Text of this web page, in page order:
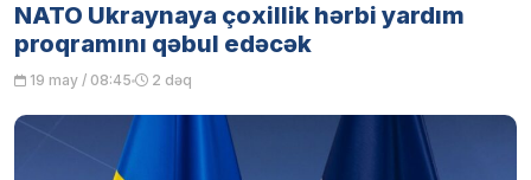
NATO Ukraynaya çoxillik hərbi yardım
proqramını qəbul edəcək
19 may / 08:45 2 dəq